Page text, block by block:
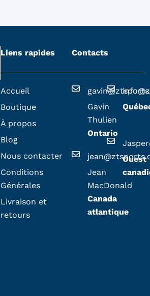
Liens rapides
Accueil
Boutique
À propos
Blog
Nous contacter
Conditions
Générales
Livraison et
retours
Contacts
Gavin
Thulien
Ontario
Jean
MacDonald
Canada
atlantique
Ouest